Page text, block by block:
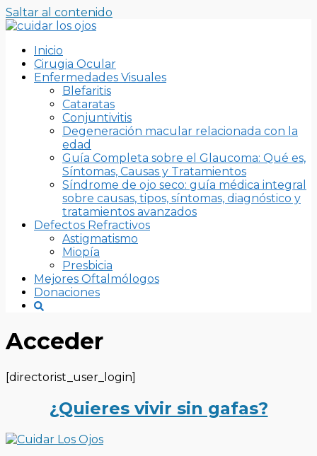
Saltar al contenido
Inicio
Cirugia Ocular
Enfermedades Visuales
Blefaritis
Cataratas
Conjuntivitis
Degeneración macular relacionada con la
edad
Guía Completa sobre el Glaucoma: Qué es,
Síntomas, Causas y Tratamientos
Síndrome de ojo seco: guía médica integral
sobre causas, tipos, síntomas, diagnóstico y
tratamientos avanzados
Defectos Refractivos
Astigmatismo
Miopía
Presbicia
Mejores Oftalmólogos
Donaciones
Acceder
[directorist_user_login]
¿Quieres vivir sin gafas?